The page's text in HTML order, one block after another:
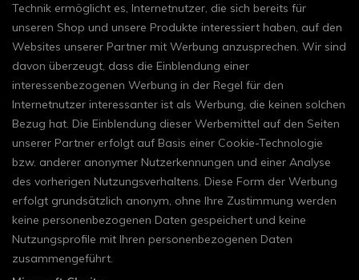
Technik ermöglicht es, Internetnutzer, die sich bereits für
unseren Shop und unsere Produkte interessiert haben, auf den
Websites unserer Partner mit Werbung anzusprechen. Wir sind
davon überzeugt, dass die Einblendung einer
interessenbezogenen Werbung in der Regel für den
Internetnutzer interessanter ist als Werbung, die keinen solchen
Bezug hat. Die Einblendung dieser Werbemittel auf den Seiten
unserer Partner erfolgt auf Basis einer Cookie-Technologie
bzw. anderer anonymer Nutzerkennungen und einer Analyse
des vorherigen Nutzungsverhaltens. Diese Form der Werbung
erfolgt grundsätzlich anonym, ohne Ihre Zustimmung werden
keine personenbezogenen Daten gespeichert und keine
Nutzungsprofile mit Ihren personenbezogenen Daten
zusammengeführt.